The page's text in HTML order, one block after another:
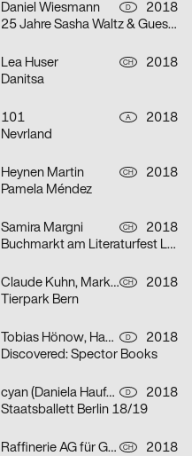
Daniel Wiesmann D
2018
25 Jahre Sasha Waltz & Guests
Lea Huser CH
2018
Danitsa
101 A
2018
Nevrland
Heynen Martin CH
2018
Pamela Méndez
Samira Margni CH
2018
Buchmarkt am Literaturfest Luzern
Claude Kuhn, Mark Hohn CH
2018
Tierpark Bern
Tobias Hönow, Hahn Mark Julien D
2018
Discovered: Spector Books
cyan (Daniela Haufe + Detlef Fiedler) D
2018
Staatsballett Berlin 18/19
Raffinerie AG für Gestaltung CH
2018